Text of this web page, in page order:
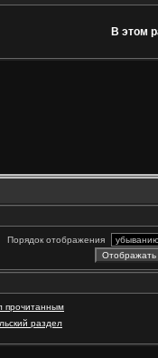
В этом
Порядок отображения
прочитанным
раздел